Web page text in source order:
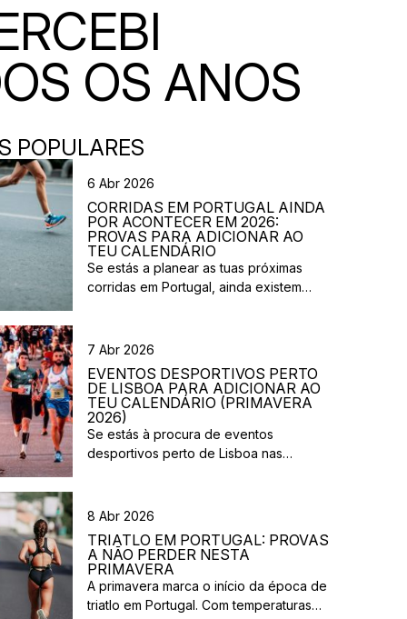
OS ANOS
POPULARES
6 Abr 2026
CORRIDAS EM PORTUGAL AINDA
POR ACONTECER EM 2026:
PROVAS PARA ADICIONAR AO
TEU CALENDÁRIO
Se estás a planear as tuas próximas
corridas em Portugal, ainda existem
eventos solidários e provas em
para atletas com vários níveis de
experiência. Nesta lista reunimos
algumas corridas que ainda vão
acontecer em 2026 e que […]
7 Abr 2026
EVENTOS DESPORTIVOS PERTO
DE LISBOA PARA ADICIONAR AO
TEU CALENDÁRIO (PRIMAVERA
2026)
Se estás à procura de eventos
desportivos perto de Lisboa nas
vão acontecer na região durante esta
provas urbanas e eventos de trail,
existem opções para diferentes níveis e
objetivos. Aqui ficam algumas sugestões
de eventos desportivos perto de Lisboa
8 Abr 2026
TRIATLO EM PORTUGAL: PROVAS
A NÃO PERDER NESTA
PRIMAVERA
A primavera marca o início da época de
triatlo em Portugal. Com temperaturas